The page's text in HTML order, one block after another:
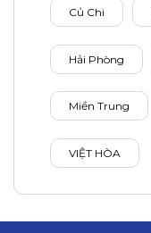
Củ Chi
Hải Phòng
Miền Trung
VIỆT HÒA